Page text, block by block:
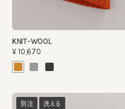
KNIT-WOOL
¥10,670
別注 洗える